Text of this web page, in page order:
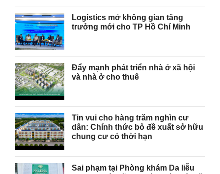
Logistics mở không gian tăng
trưởng mới cho TP Hồ Chí Minh
Đẩy mạnh phát triển nhà ở xã hội
và nhà ở cho thuê
Tin vui cho hàng trăm nghìn cư
dân: Chính thức bỏ đề xuất sở hữu
chung cư có thời hạn
Sai phạm tại Phòng khám Da liễu